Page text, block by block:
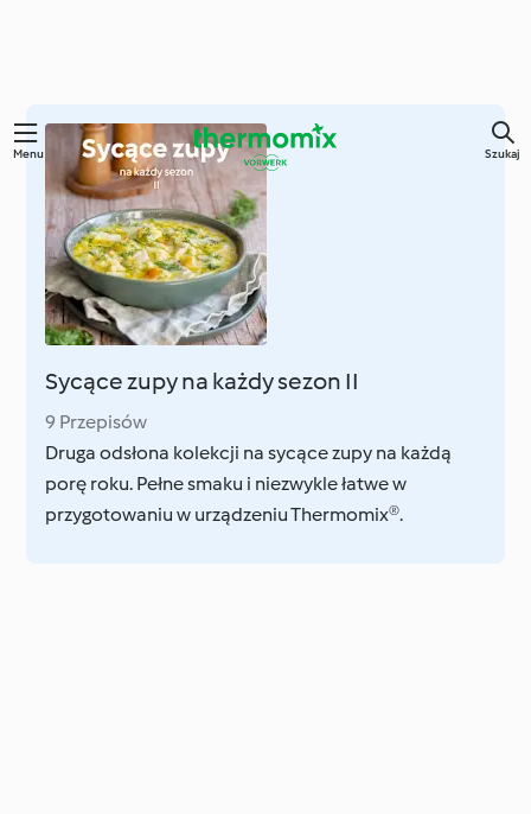
Przejdź
głównej
Menu Szukaj
Sycące zupy na każdy sezon II
9 Przepisów
Druga odsłona kolekcji na sycące zupy na każdą
porę roku. Pełne smaku i niezwykle łatwe w
przygotowaniu w urządzeniu Thermomix®.